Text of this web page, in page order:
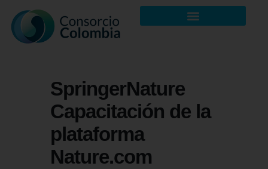
SpringerNature
Capacitación de la
plataforma
Nature.com